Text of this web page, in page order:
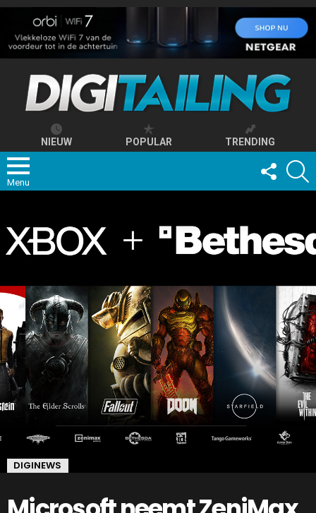
NIEUW POPULAR TRENDING
Menu
FOLLOW
US
DIGINEWS